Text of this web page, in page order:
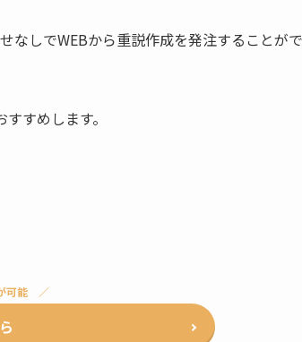
なしでWEBから重説作成を発注することがで
すすめします。
可能